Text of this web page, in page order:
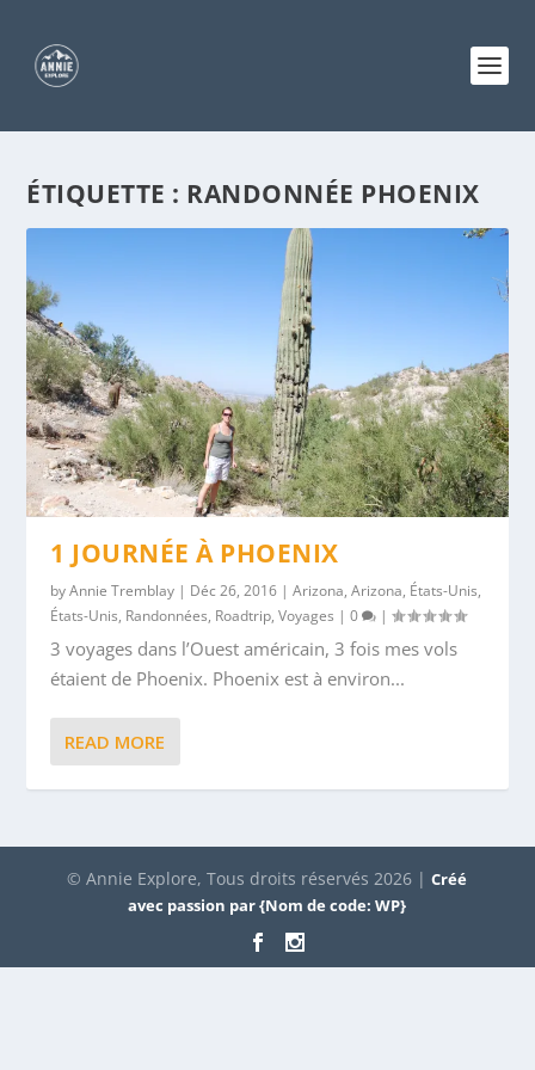
ÉTIQUETTE : RANDONNÉE PHOENIX
1 JOURNÉE À PHOENIX
byAnnie Tremblay | Déc 26, 2016 |Arizona,Arizona, États-Unis,
États-Unis, Randonnées, Roadtrip,Voyages |0 |
3 voyages dans l’Ouest américain, 3 fois mes vols
étaient de Phoenix. Phoenix est à environ...
READ MORE
© Annie Explore, Tous droits réservés 2026 |Créé
avec passion par {Nom de code: WP}